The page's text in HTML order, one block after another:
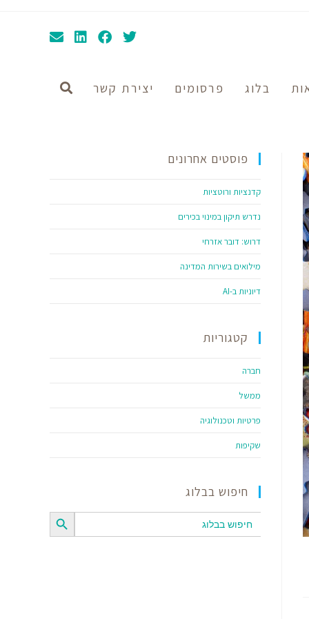
בלוג פרסומים יצירת קשר
פוסטים אחרונים
קדנציות ורוטציות
נדרש תיקון במינוי בכירים
דרוש: דובר אזרחי
מילואים בשירות המדינה
דיוניות ב-AI
קטגוריות
חברה
ממשל
פרטיות וטכנולוגיה
שקיפות
חיפוש בבלוג
Search
for:
SEARCH BUTTON